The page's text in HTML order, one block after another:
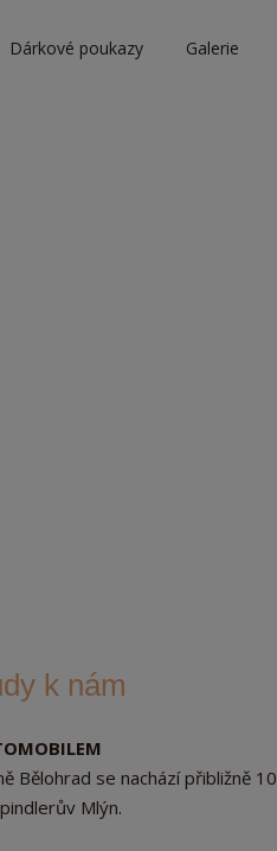
Dárkové poukazy Galerie
k nám
Bělohrad se nachází přibližně
Mlýn.